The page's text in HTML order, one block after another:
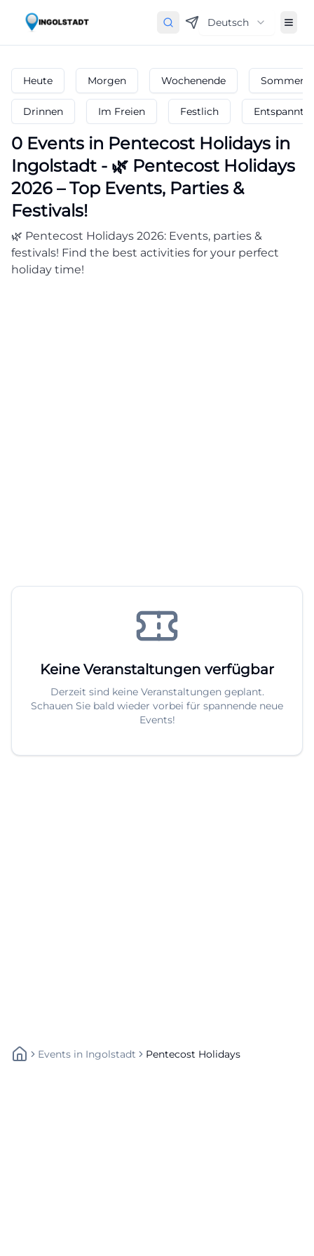
Deutsch
Heute Morgen Wochenende
Drinnen Im Freien Festlich Entspannt
0 Events in Pentecost Holidays in
Ingolstadt - 🌿 Pentecost Holidays
2026 – Top Events, Parties &
Festivals!
🌿 Pentecost Holidays 2026: Events, parties &
festivals! Find the best activities for your perfect
holiday time!
Keine Veranstaltungen verfügbar
Derzeit sind keine Veranstaltungen geplant.
Schauen Sie bald wieder vorbei für spannende neue
Events!
Events In Ingolstadt Pentecost Holidays